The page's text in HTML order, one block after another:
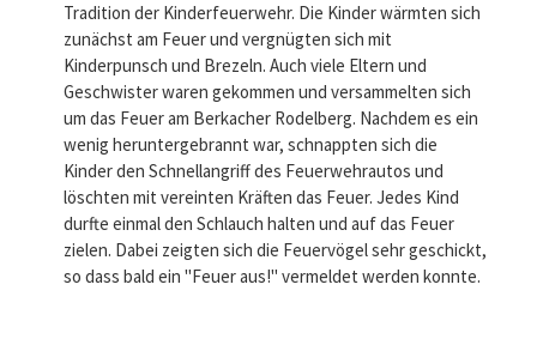
Tradition der Kinderfeuerwehr. Die Kinder wärmten sich
zunächst am Feuer und vergnügten sich mit
Kinderpunsch und Brezeln. Auch viele Eltern und
Geschwister waren gekommen und versammelten sich
um das Feuer am Berkacher Rodelberg. Nachdem es ein
wenig heruntergebrannt war, schnappten sich die
Kinder den Schnellangriff des Feuerwehrautos und
löschten mit vereinten Kräften das Feuer. Jedes Kind
durfte einmal den Schlauch halten und auf das Feuer
zielen. Dabei zeigten sich die Feuervögel sehr geschickt,
so dass bald ein "Feuer aus!" vermeldet werden konnte.